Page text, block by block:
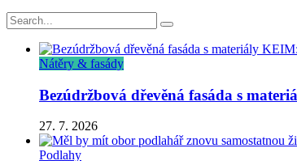
Nátěry & fasády
Bezúdržbová dřevěná fasáda s
27. 7. 2026
Podlahy